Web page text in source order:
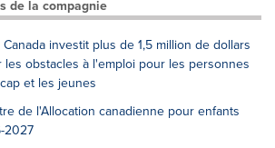
de la compagnie
investit plus de 1,5 million de dollars
les obstacles à l'emploi pour les personnes
et les jeunes
de l'Allocation canadienne pour enfants
2027